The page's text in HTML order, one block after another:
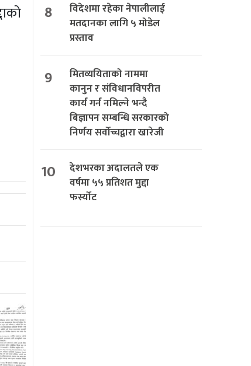
8
विदेशमा रहेका नेपालीलाई
मतदानका लागि ५ मोडेल
प्रस्ताव
9
मितव्ययिताको नाममा
कानुन र संविधानविपरीत
कार्य गर्न नमिल्ने भन्दै
बिज्ञापन सम्बन्धि सरकारको
निर्णय सर्वोच्चद्वारा खारेजी
10
देशभरका अदालतले एक
वर्षमा ५५ प्रतिशत मुद्दा
फर्स्योट